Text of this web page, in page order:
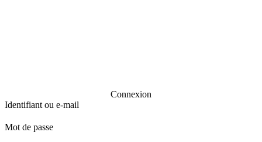
Connexion
Identifiant ou e-mail
Mot de passe